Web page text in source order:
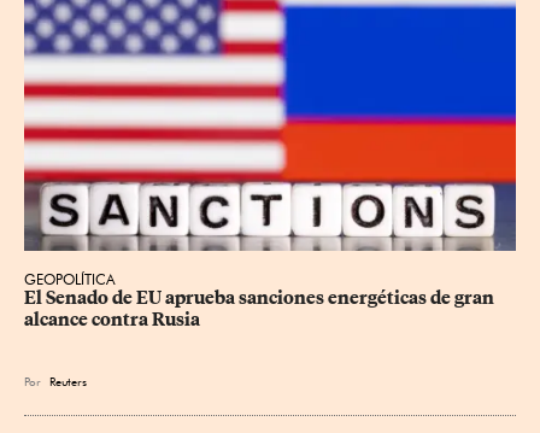
GEOPOLÍTICA
El Senado de EU aprueba sanciones energéticas de gran
alcance contra Rusia
Por Reuters